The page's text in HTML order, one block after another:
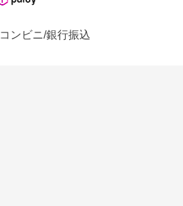
コンビニ/銀行振込